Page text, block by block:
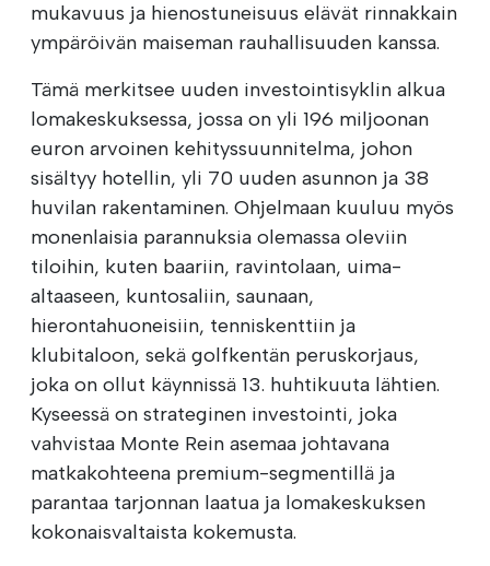
mukavuus ja hienostuneisuus elävät rinnakkain
ympäröivän maiseman rauhallisuuden kanssa.
Tämä merkitsee uuden investointisyklin alkua
lomakeskuksessa, jossa on yli 196 miljoonan
euron arvoinen kehityssuunnitelma, johon
sisältyy hotellin, yli 70 uuden asunnon ja 38
huvilan rakentaminen. Ohjelmaan kuuluu myös
monenlaisia parannuksia olemassa oleviin
tiloihin, kuten baariin, ravintolaan, uima-
altaaseen, kuntosaliin, saunaan,
hierontahuoneisiin, tenniskenttiin ja
klubitaloon, sekä golfkentän peruskorjaus,
joka on ollut käynnissä 13. huhtikuuta lähtien.
Kyseessä on strateginen investointi, joka
vahvistaa Monte Rein asemaa johtavana
matkakohteena premium-segmentillä ja
parantaa tarjonnan laatua ja lomakeskuksen
kokonaisvaltaista kokemusta.